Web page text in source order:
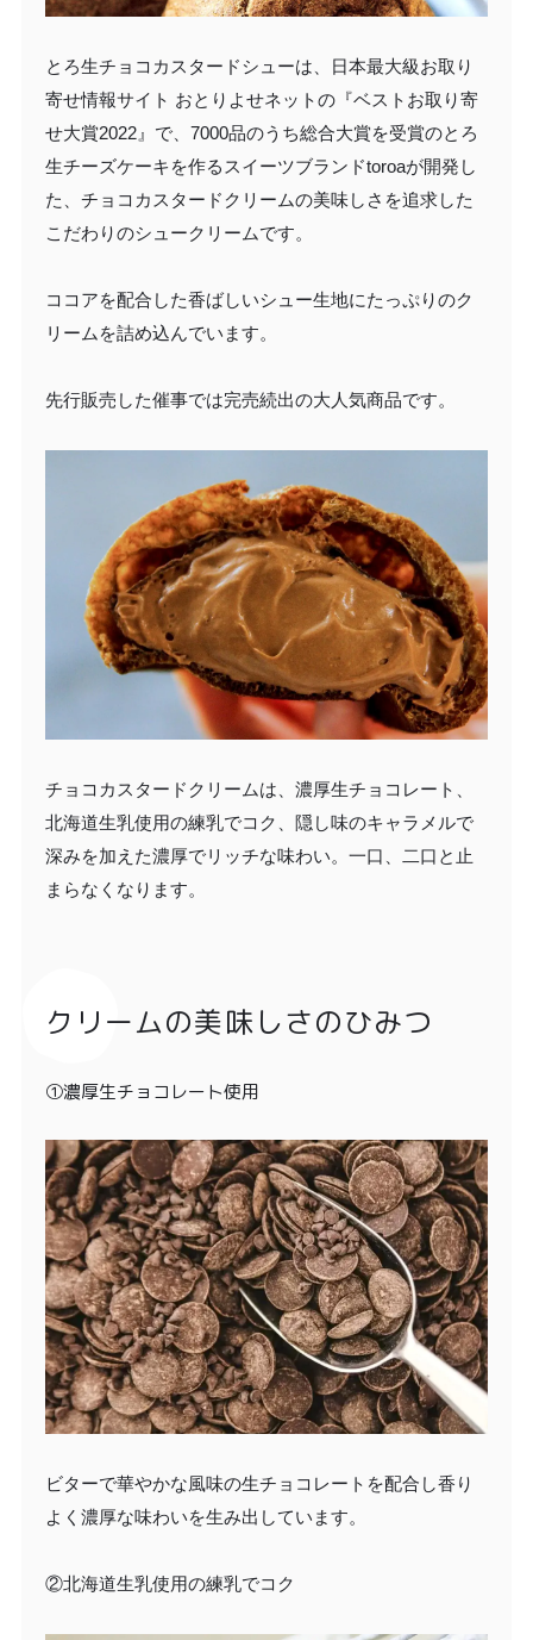
とろ生チョコカスタードシューは、日本最大級お取り
寄せ情報サイト おとりよせネットの『ベストお取り寄
せ大賞2022』で、7000品のうち総合大賞を受賞のとろ
生チーズケーキを作るスイーツブランドtoroaが開発し
た、チョコカスタードクリームの美味しさを追求した
こだわりのシュークリームです。
ココアを配合した香ばしいシュー生地にたっぷりのク
リームを詰め込んでいます。
先行販売した催事では完売続出の大人気商品です。
チョコカスタードクリームは、濃厚生チョコレート、
北海道生乳使用の練乳でコク、隠し味のキャラメルで
深みを加えた濃厚でリッチな味わい。一口、二口と止
まらなくなります。
クリームの美味しさのひみつ
①濃厚生チョコレート使用
ビターで華やかな風味の生チョコレートを配合し香り
よく濃厚な味わいを生み出しています。
②北海道生乳使用の練乳でコク